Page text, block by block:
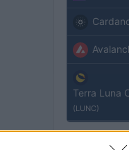
Terra Luna
(LUNC)